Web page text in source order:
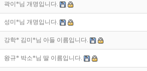
곽이*님 개명입니다.
성미*님 개명입니다.
강학* 김미*님 아들 이름입니다.
왕규* 박소*님 딸 이름입니다.